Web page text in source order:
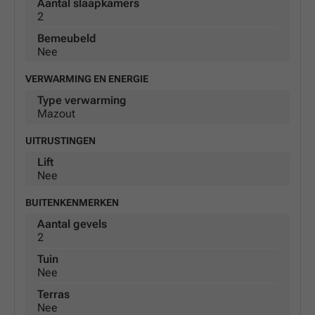
Aantal slaapkamers
2
Bemeubeld
Nee
VERWARMING EN ENERGIE
Type verwarming
Mazout
UITRUSTINGEN
Lift
Nee
BUITENKENMERKEN
Aantal gevels
2
Tuin
Nee
Terras
Nee